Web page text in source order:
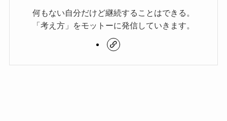
何もない自分だけど継続することはできる。
「考え方」をモットーに発信していきます。